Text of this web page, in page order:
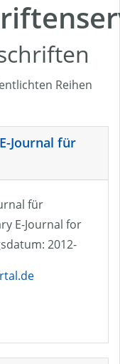
Reihen
Journal für
für
E-Journal for
2012-